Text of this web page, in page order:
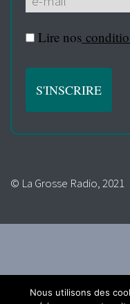
Lire nos
© La Grosse Radio, 2021
Nous utilisons des